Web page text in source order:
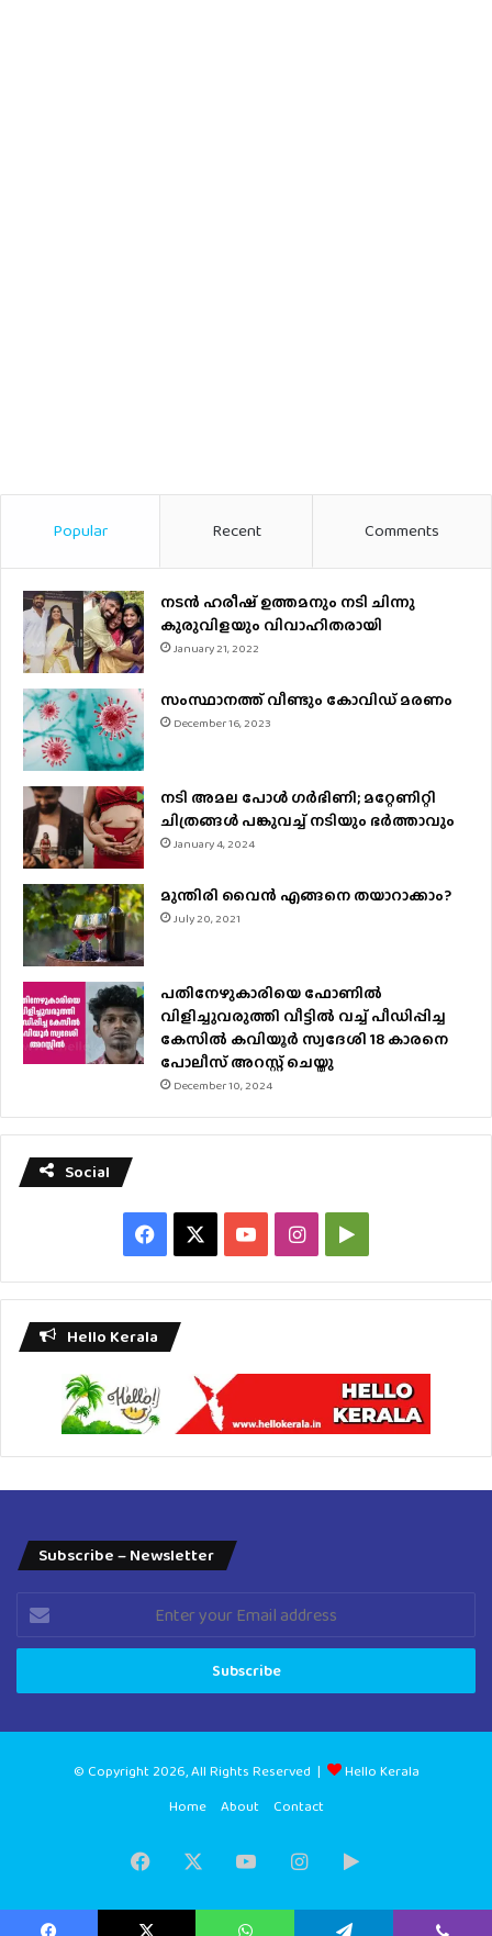
Popular Recent Comments
നടന്‍ ഹരീഷ് ഉത്തമനും നടി ചിന്നു
കുരുവിളയും വിവാഹിതരായി
January 21, 2022
സംസ്ഥാനത്ത് വീണ്ടും കോവിഡ് മരണം
December 16, 2023
നടി അമല പോൾ ​ഗർഭിണി; മറ്റേണിറ്റി
ചിത്രങ്ങള്‍ പങ്കുവച്ച് നടിയും ഭർത്താവും
January 4, 2024
മുന്തിരി വൈന്‍ എങ്ങനെ തയാറാക്കാം?
July 20, 2021
പതിനേഴുകാരിയെ ഫോണിൽ
വിളിച്ചുവരുത്തി വീട്ടിൽ വച്ച് പീഡിപ്പിച്ച
കേസിൽ കവിയൂർ സ്വദേശി 18 കാരനെ
പോലീസ് അറസ്റ്റ് ചെയ്തു
December 10, 2024
Social
Facebook YouTubeInstagramGoogle
Play
Hello Kerala
Subscribe – Newsletter
Enter
your
Email
© Copyright 2026, All Rights Reserved |
Hello Kerala
Home
About Contact
Facebook YouTubeInstagramGoogle
Play